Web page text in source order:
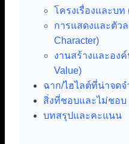
โครงเรื่องและบท
การแสดงและตัว
Character)
งานสร้างและอง
Value)
ฉาก/ไฮไลต์ที่น่าจดจ
สิ่งที่ชอบและไม่ชอบ
บทสรุปและคะแนน